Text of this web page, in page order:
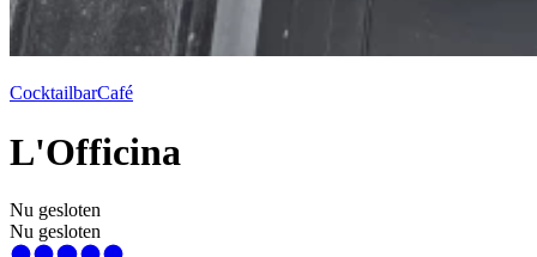
CocktailbarCafé
L'Officina
Nu gesloten
Nu gesloten